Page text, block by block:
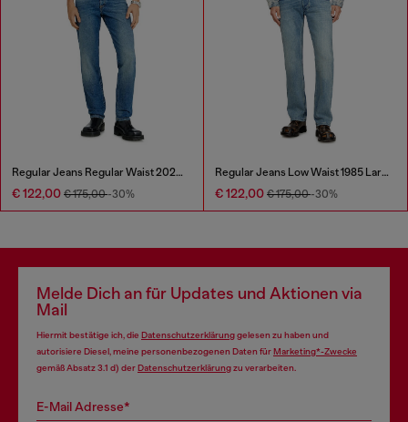
Regular Jeans Regular Waist 2023 D-Finitive
€ 122,00 € 175,00-30%
Regular Jeans Low Waist 1985 Larkee
€ 122,00 € 175,00-30%
Melde Dich an für Updates und Aktionen via
Mail
Hiermit bestätige ich, die Datenschutzerklärunggelesen zu haben und
autorisiere Diesel, meine personenbezogenen Daten fürMarketing*-Zwecke
gemäß Absatz 3.1 d) derDatenschutzerklärungzu verarbeiten.
E-Mail Adresse*